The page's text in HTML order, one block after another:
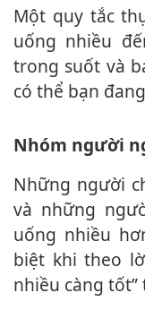
Một quy tắc thực tiễn cần ghi nhớ: Nếu bạn
uống nhiều
trong suốt và
có thể bạn
Nhóm người
Những người chạy marathon, siêu marathon
và những
uống nhiều
biệt khi theo
nhiều càng